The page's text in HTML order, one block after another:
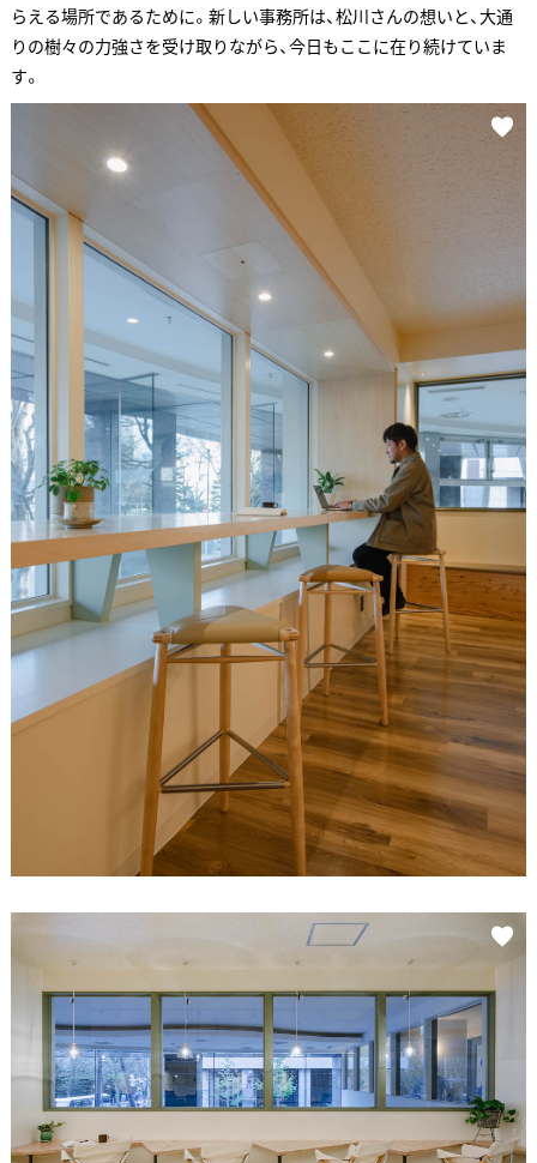
らえる場所であるために。新しい事務所は、松川さんの想いと、大通
りの樹々の力強さを受け取りながら、今日もここに在り続けていま
す。